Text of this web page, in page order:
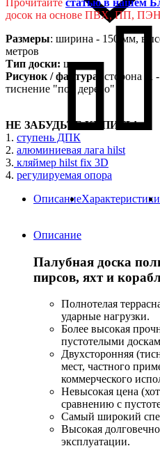
Прочитайте статью в нашем
досок на основе ПВХ, ПП,
Размеры: ширина - 150 мм,
метров
Тип доски: шовная
Рисунок / фактура:
сторона А
тиснение "под дерево"
НЕ ЗАБУДЬТЕ КУПИТЬ!
1. ступень ДПК
2. алюминиевая лага hilst
3. кляймер hilst fix 3D
4. регулируемая опора
ОписаниеХарактеристики
Описание
Палубная доска
пирсов, яхт и
Полнотелая
ударные нагрузки.
Более высокая
пустотелыми
Двухсторонняя
мест, частного
коммерческого
Невысокая цена
сравнению с
Самый широкий
Высокая
эксплуатации.